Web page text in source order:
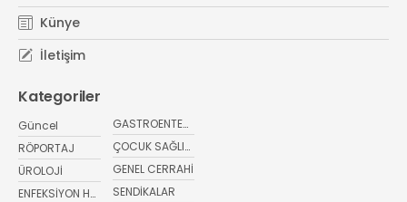
Künye
İletişim
Kategoriler
Güncel
RÖPORTAJ
ÜROLOJİ
ENFEKSİYON HASTALIKLARI
GASTROENTEROLOJİ
ÇOCUK SAĞLIĞI VE HASTALIKLARI
GENEL CERRAHİ
SENDİKALAR